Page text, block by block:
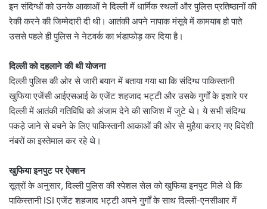
इन संदिग्धों को उनके आकाओं ने दिल्ली में धार्मिक स्थलों और पुलिस प्रतिष्ठानों की
रेकी करने की जिम्मेदारी दी थी। आतंकी अपने नापाक मंसूबे में कामयाब हो पाते
उससे पहले ही पुलिस ने नेटवर्क का भंडाफोड़ कर दिया है।
दिल्ली को दहलाने की थी योजना
दिल्ली पुलिस की ओर से जारी बयान में बताया गया था कि संदिग्ध पाकिस्तानी
खुफिया एजेंसी आईएसआई के एजेंट शहजाद भट्टी और उसके गुर्गों के इशारे पर
दिल्ली में आतंकी गतिविधि को अंजाम देने की साजिश में जुटे थे। ये सभी संदिग्ध
पकड़े जाने से बचने के लिए पाकिस्तानी आकाओं की ओर से मुहैया कराए गए विदेशी
नंबरों का इस्तेमाल कर रहे थे।
खुफिया इनपुट पर ऐक्शन
सूत्रों के अनुसार, दिल्ली पुलिस की स्पेशल सेल को खुफिया इनपुट मिले थे कि
पाकिस्तानी ISI एजेंट शहजाद भट्टी अपने गुर्गों के साथ दिल्ली-एनसीआर में